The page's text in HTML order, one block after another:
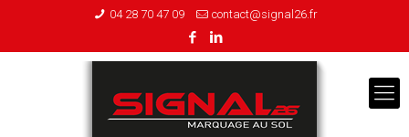
04 28 70 47 09 contact@signal26.fr